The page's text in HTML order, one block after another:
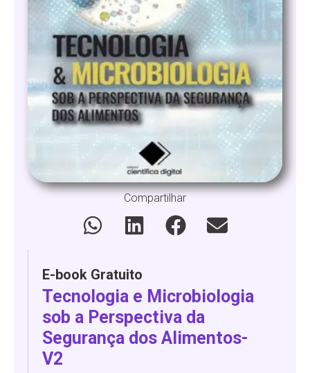
Compartilhar
E-book Gratuito
Tecnologia e Microbiologia
sob a Perspectiva da
Segurança dos Alimentos-
V2